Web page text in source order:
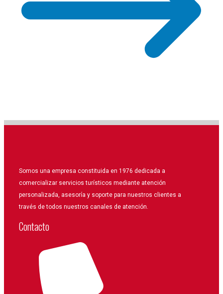
Somos una empresa constituida en 1976 dedicada a
comercializar servicios turísticos mediante atención
personalizada, asesoría y soporte para nuestros clientes a
través de todos nuestros canales de atención.
Contacto